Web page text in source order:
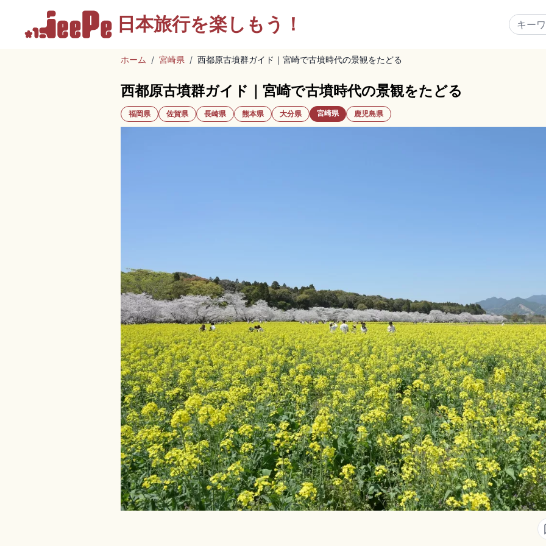
日本旅行を楽しもう！
ホーム / 宮崎県 / 西都原古墳群ガイド｜宮崎で古墳時代の景観をたどる
西都原古墳群ガイド｜宮崎で古墳時代の景観をたどる
福岡県 佐賀県 長崎県 熊本県 大分県 宮崎県 鹿児島県